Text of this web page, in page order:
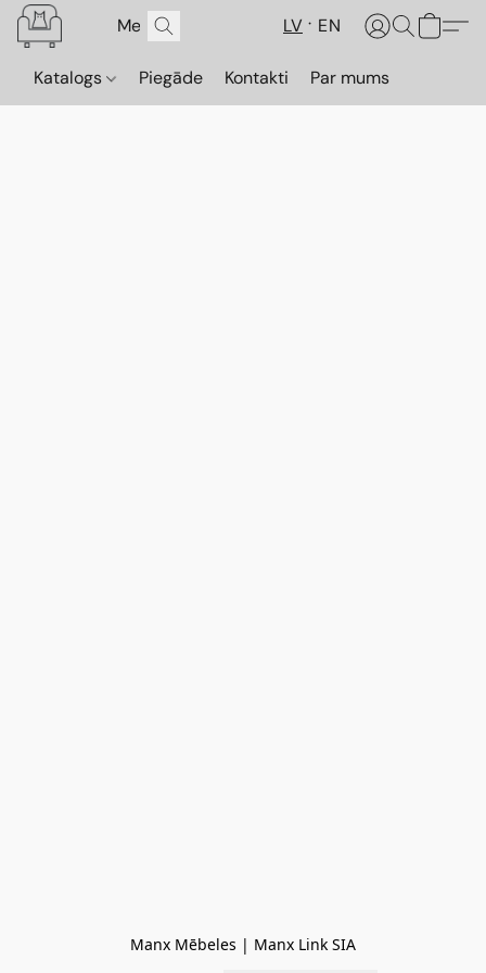
LV EN
Katalogs Piegāde Kontakti Par mums
Manx Mēbeles | Manx Link SIA